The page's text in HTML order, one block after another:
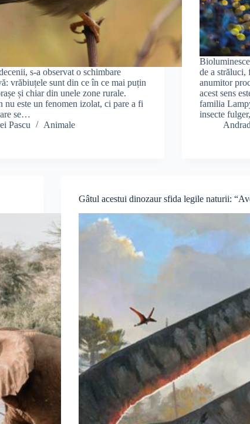
s-a observat o schimbare
vrăbiuțele sunt din ce în ce mai puțin
și chiar din unele zone rurale.
nu este un fenomen izolat, ci pare a fi
se…
Pascu
Animale
de a străluci,
anumitor
acest sens
familia
insecte
Gâtul acestui dinozaur sfida legile naturii: